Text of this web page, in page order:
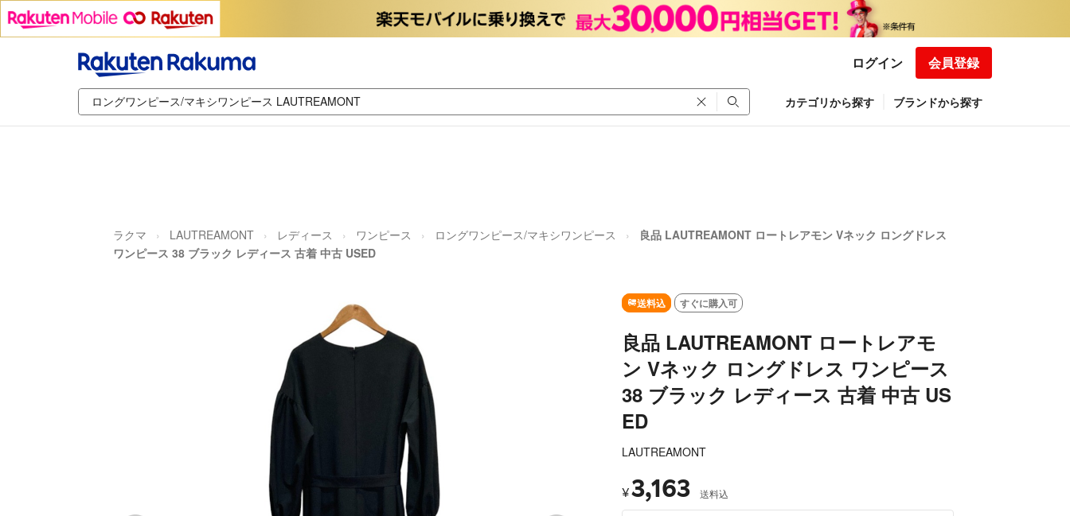
ログイン 会員登録
カテゴリから探す ブランドから探す
ラクマ LAUTREAMONT レディース ワンピース ロングワンピース/マキシワンピース
良品 LAUTREAMONT ロートレアモン Vネック ロングドレス
ワンピース 38 ブラック レディース 古着 中古 USED
送料込 すぐに購入可
良品 LAUTREAMONT ロートレアモ
ン Vネック ロングドレス ワンピース
38 ブラック レディース 古着 中古 US
ED
LAUTREAMONT
¥3,163 送料込